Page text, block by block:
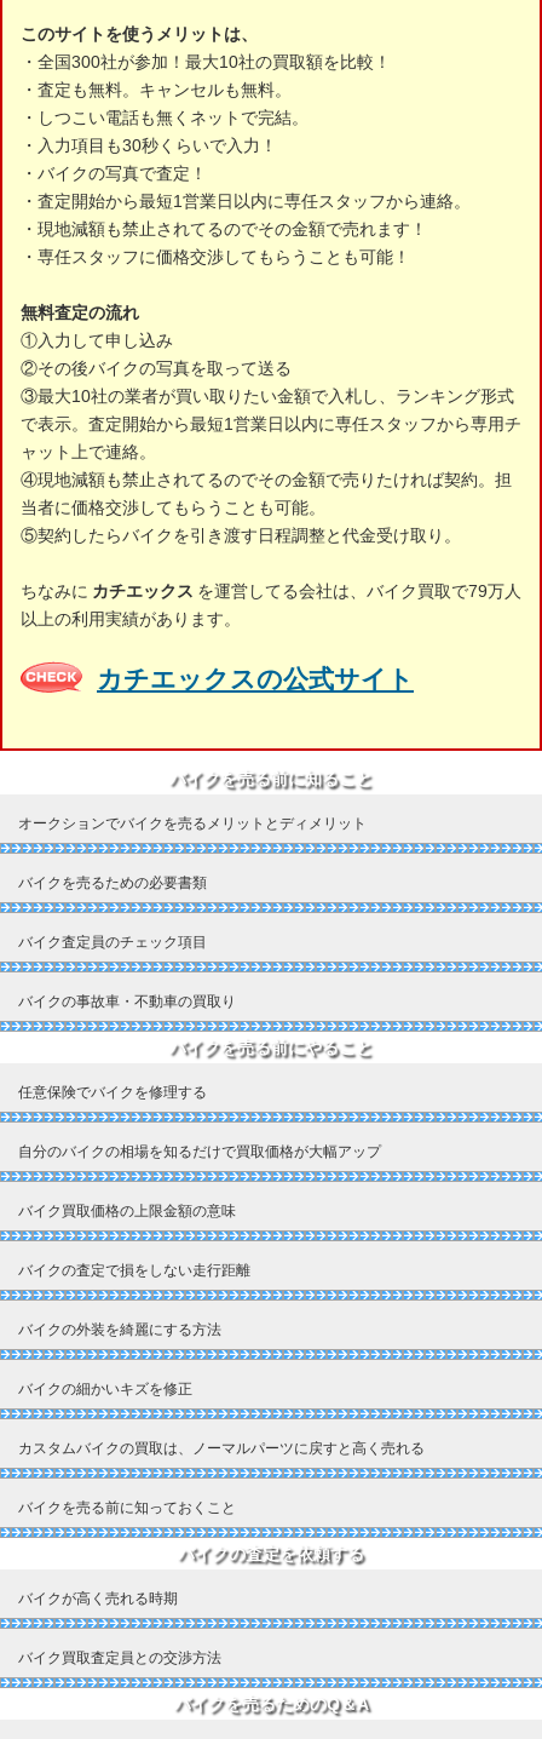
このサイトを使うメリットは、
・全国300社が参加！最大10社の買取額を比較！
・査定も無料。キャンセルも無料。
・しつこい電話も無くネットで完結。
・入力項目も30秒くらいで入力！
・バイクの写真で査定！
・査定開始から最短1営業日以内に専任スタッフから連絡。
・現地減額も禁止されてるのでその金額で売れます！
・専任スタッフに価格交渉してもらうことも可能！
無料査定の流れ
①入力して申し込み
②その後バイクの写真を取って送る
③最大10社の業者が買い取りたい金額で入札し、ランキング形式
で表示。査定開始から最短1営業日以内に専任スタッフから専用チ
ャット上で連絡。
④現地減額も禁止されてるのでその金額で売りたければ契約。担
当者に価格交渉してもらうことも可能。
⑤契約したらバイクを引き渡す日程調整と代金受け取り。
ちなみに カチエックス を運営してる会社は、バイク買取で79万人
以上の利用実績があります。
カチエックスの公式サイト
バイクを売る前に知ること
オークションでバイクを売るメリットとディメリット
バイクを売るための必要書類
バイク査定員のチェック項目
バイクの事故車・不動車の買取り
バイクを売る前にやること
任意保険でバイクを修理する
自分のバイクの相場を知るだけで買取価格が大幅アップ
バイク買取価格の上限金額の意味
バイクの査定で損をしない走行距離
バイクの外装を綺麗にする方法
バイクの細かいキズを修正
カスタムバイクの買取は、ノーマルパーツに戻すと高く売れる
バイクを売る前に知っておくこと
バイクの査定を依頼する
バイクが高く売れる時期
バイク買取査定員との交渉方法
バイクを売るためのQ＆A